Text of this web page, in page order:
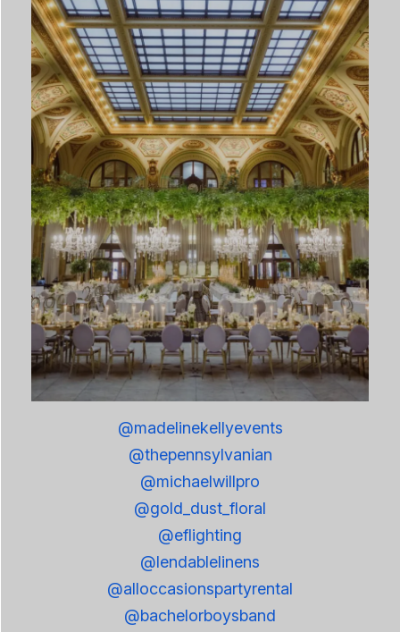
@madelinekellyevents
@thepennsylvanian
@michaelwillpro
@gold_dust_floral
@eflighting
@lendablelinens
@alloccasionspartyrental
@bachelorboysband